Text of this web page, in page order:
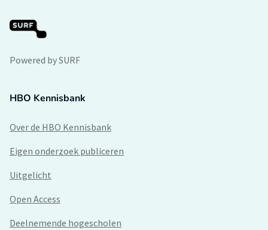
Powered by SURF
HBO Kennisbank
Over de HBO Kennisbank
Eigen onderzoek publiceren
Uitgelicht
Open Access
Deelnemende hogescholen